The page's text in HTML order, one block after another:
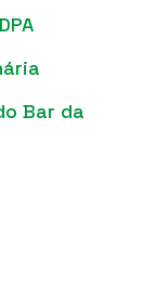
Bar da